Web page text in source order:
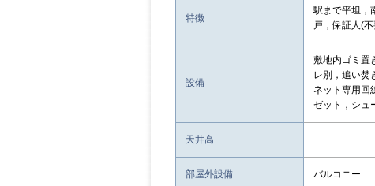
特徴
駅まで平坦，
戸，保証人(
設備
敷地内ゴミ置
レ別，追い焚
ネット専用回
ゼット，シュ
天井高
部屋外設備 バルコニー